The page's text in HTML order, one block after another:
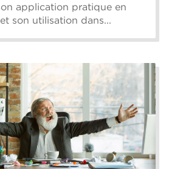
application pratique en
son utilisation dans...